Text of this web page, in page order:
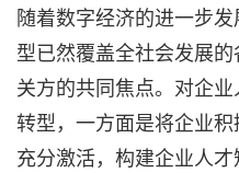
随着数字经济的进一步
型已然覆盖全社会发展
关方的共同焦点。对企
转型，一方面是将企业
充分激活，构建企业人